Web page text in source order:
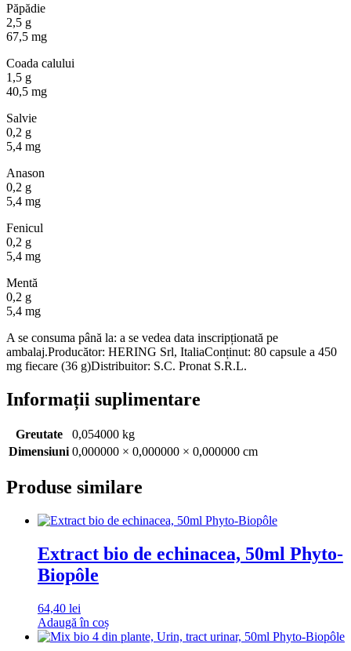
Păpădie
2,5 g
67,5 mg
Coada calului
1,5 g
40,5 mg
Salvie
0,2 g
5,4 mg
Anason
0,2 g
5,4 mg
Fenicul
0,2 g
5,4 mg
Mentă
0,2 g
5,4 mg
A se consuma până la: a se vedea data inscripționată pe
ambalaj.Producător: HERING Srl, ItaliaConținut: 80 capsule a 450
mg fiecare (36 g)Distribuitor: S.C. Pronat S.R.L.
Informații suplimentare
Greutate
0,054000 kg
Dimensiuni 0,000000 × 0,000000 × 0,000000 cm
Produse similare
Extract bio de echinacea, 50ml Phyto-
Biopôle
64,40 lei
Adaugă în coș